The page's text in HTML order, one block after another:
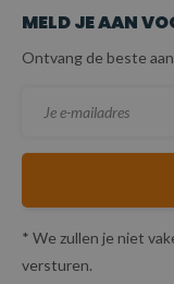
MELD JE AAN
Ontvang de beste
* We zullen je niet
versturen.